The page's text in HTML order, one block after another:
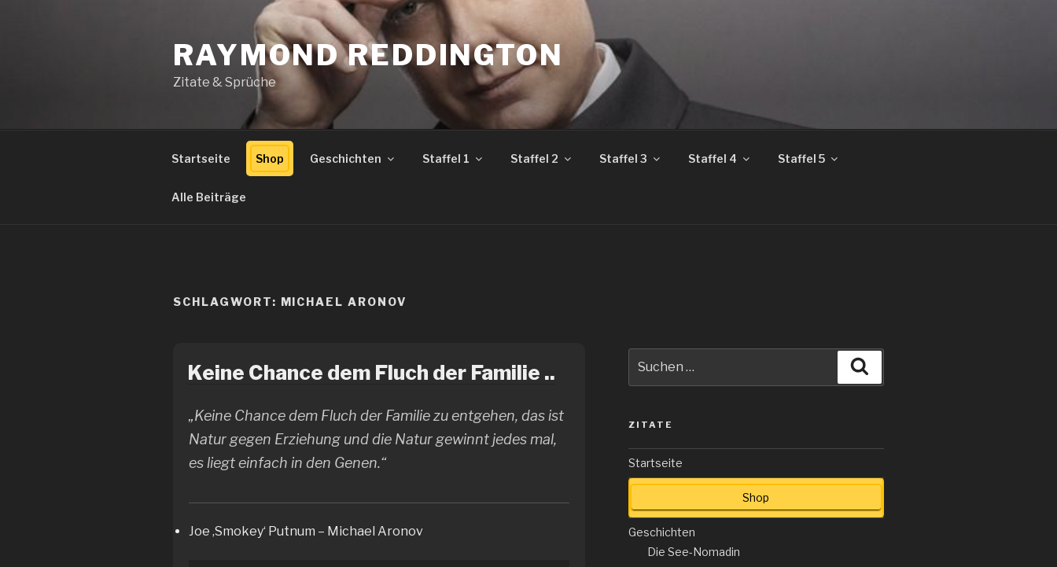
RAYMOND REDDINGTON
Zitate & Sprüche
Startseite Shop Geschichten Staffel 1 Staffel 2 Staffel 3 Staffel 4 Staffel 5
Alle Beiträge
SCHLAGWORT: MICHAEL ARONOV
Keine Chance dem Fluch der Familie ..
„Keine Chance dem Fluch der Familie zu entgehen, das ist
Natur gegen Erziehung und die Natur gewinnt jedes mal,
es liegt einfach in den Genen.“
Joe ‚Smokey‘ Putnum – Michael Aronov
nach:
ZITATE
Startseite
Shop
Geschichten
Die See-Nomadin